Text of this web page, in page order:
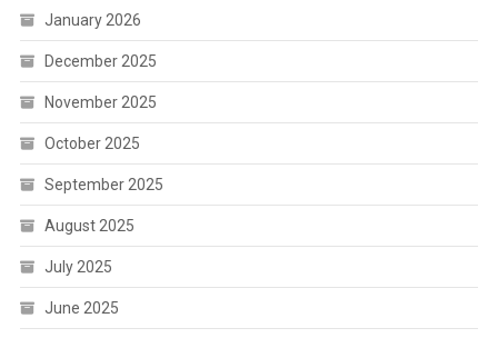
January 2026
December 2025
November 2025
October 2025
September 2025
August 2025
July 2025
June 2025